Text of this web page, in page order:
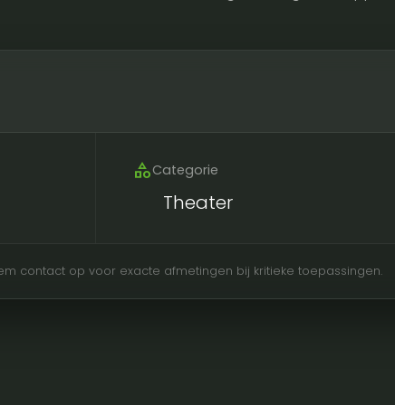
categoryCategorie
Theater
contact op voor exacte afmetingen bij kritieke toepassingen.